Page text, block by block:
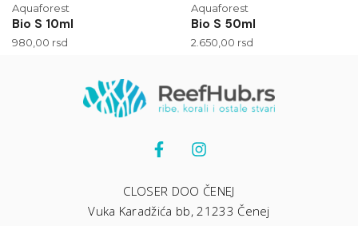
Aquaforest
Bio S 10ml
980,00 rsd
Aquaforest
Bio S 50ml
2.650,00 rsd
CLOSER DOO ČENEJ
Vuka Karadžića bb, 21233 Čenej